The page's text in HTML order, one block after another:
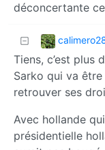
déconcertante
Tiens, c’est plus
Sarko qui va
retrouver ses
Avec hollande
présidentielle